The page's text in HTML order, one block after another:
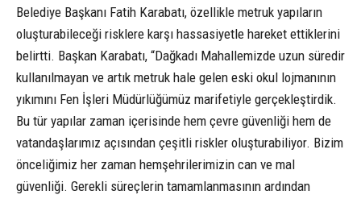
Belediye Başkanı Fatih Karabatı, özellikle metruk yapıların
oluşturabileceği risklere karşı hassasiyetle hareket ettiklerini
belirtti. Başkan Karabatı, “Dağkadı Mahallemizde uzun süredir
kullanılmayan ve artık metruk hale gelen eski okul lojmanının
yıkımını Fen İşleri Müdürlüğümüz marifetiyle gerçekleştirdik.
Bu tür yapılar zaman içerisinde hem çevre güvenliği hem de
vatandaşlarımız açısından çeşitli riskler oluşturabiliyor. Bizim
önceliğimiz her zaman hemşehrilerimizin can ve mal
güvenliği. Gerekli süreçlerin tamamlanmasının ardından